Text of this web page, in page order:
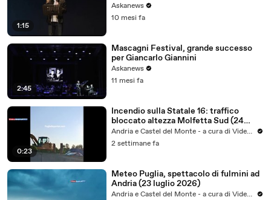
1:15
Askanews
10 mesi fa
2:45
Mascagni Festival, grande successo
per Giancarlo Giannini
Askanews
11 mesi fa
0:23
Incendio sulla Statale 16: traffico
bloccato altezza Molfetta Sud (24
luglio 2026) - video
Andria e Castel del Monte - a cura di VideoAndria
2 settimane fa
Meteo Puglia, spettacolo di fulmini ad
Andria (23 luglio 2026)
Andria e Castel del Monte - a cura di VideoAndria